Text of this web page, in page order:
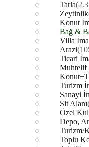
Tarla
Zeytinlik
Konut
Bağ &
Villa
Arazi
Ticari
Muhtelif
Turizm
Sanayi
Sit Alanı
Özel
Depo,
Turizm/
Toplu